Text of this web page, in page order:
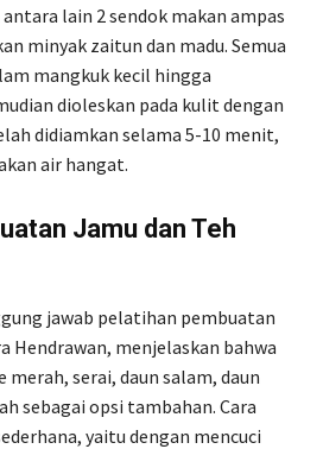
lain 2 sendok makan ampas
minyak zaitun dan madu. Semua
mangkuk kecil hingga
dioleskan pada kulit dengan
didiamkan selama 5-10 menit,
air hangat.
Jamu dan Teh
jawab pelatihan pembuatan
Hendrawan, menjelaskan bahwa
merah, serai, daun salam, daun
sebagai opsi tambahan. Cara
yaitu dengan mencuci